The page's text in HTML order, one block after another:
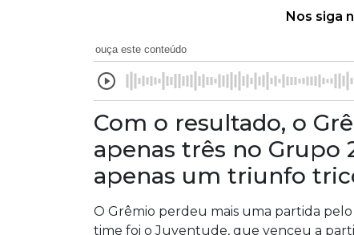
Nos siga
ouça este conteúdo
Com o resultado, o
apenas três no Grupo
apenas um triunfo
O Grêmio perdeu mais uma partida
time foi o Juventude, que venceu a